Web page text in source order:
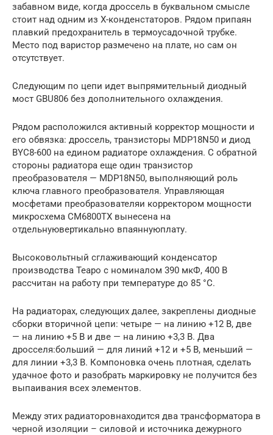
забавном виде, когда дроссель в буквальном смысле
стоит над одним из Х-конденстаторов. Рядом припаян
плавкий предохранитель в термоусадочной трубке.
Место под варистор размечено на плате, но сам он
отсутствует.
Следующим по цепи идет выпрямительный диодный
мост GBU806 без дополнительного охлаждения.
Рядом расположился активный корректор мощности и
его обвязка: дроссель, транзисторы MDP18N50 и диод
BYC8-600 на едином радиаторе охлаждения. С обратной
стороны радиатора еще один транзистор
преобразователя — MDP18N50, выполняющий роль
ключа главного преобразователя. Управляющая
мосфетами преобразователяи корректором мощности
микросхема CM6800TX вынесена на
отдельнуювертикально впаяннуюплату.
Высоковольтный сглаживающий конденсатор
производства Teapo с номиналом 390 мкФ, 400 В
рассчитан на работу при температуре до 85 °C.
На радиаторах, следующих далее, закреплены диодные
сборки вторичной цепи: четыре — на линию +12 В, две
— на линию +5 В и две — на линию +3,3 В. Два
дросселя:больший — для линий +12 и +5 В, меньший —
для линии +3,3 В. Компоновка очень плотная, сделать
удачное фото и разобрать маркировку не получится без
выпаивания всех элементов.
Между этих радиаторовнаходится два трансформатора в
черной изоляции – силовой и источника дежурного